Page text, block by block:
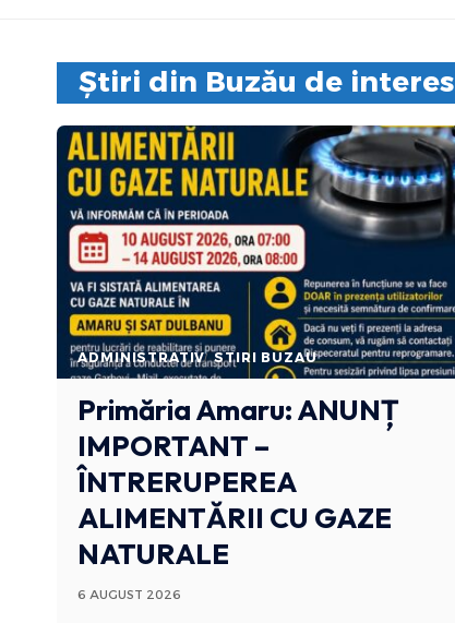
Știri din Buzău de interes
ADMINISTRATIV STIRI BUZAU
Primăria Amaru: ANUNȚ
IMPORTANT –
ÎNTRERUPEREA
ALIMENTĂRII CU GAZE
NATURALE
6 AUGUST 2026